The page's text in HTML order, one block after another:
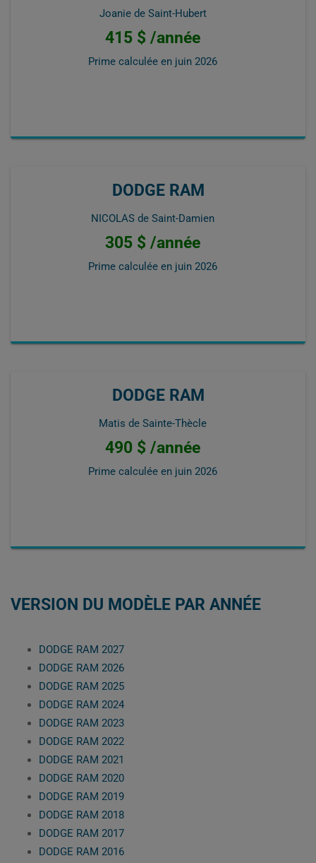
Joanie de Saint-Hubert
415 $ /année
Prime calculée en juin 2026
DODGE RAM
NICOLAS de Saint-Damien
305 $ /année
Prime calculée en juin 2026
DODGE RAM
Matis de Sainte-Thècle
490 $ /année
Prime calculée en juin 2026
VERSION DU MODÈLE PAR ANNÉE
DODGE RAM 2027
DODGE RAM 2026
DODGE RAM 2025
DODGE RAM 2024
DODGE RAM 2023
DODGE RAM 2022
DODGE RAM 2021
DODGE RAM 2020
DODGE RAM 2019
DODGE RAM 2018
DODGE RAM 2017
DODGE RAM 2016